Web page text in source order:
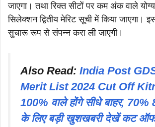
जाएगा। तथा रिक्त सीटों पर कम अंक वाले योग्य
सिलेक्शन द्वितीय मेरिट सूची में किया जाएगा।
सुचारू रूप से संपन्न करा ली जाएगी।
Also Read: India Post
Merit List 2024 Cut Off
100% वाले होंगे सीधे बाहर, 70%
के लिए बड़ी खुशखबरी देखें कट